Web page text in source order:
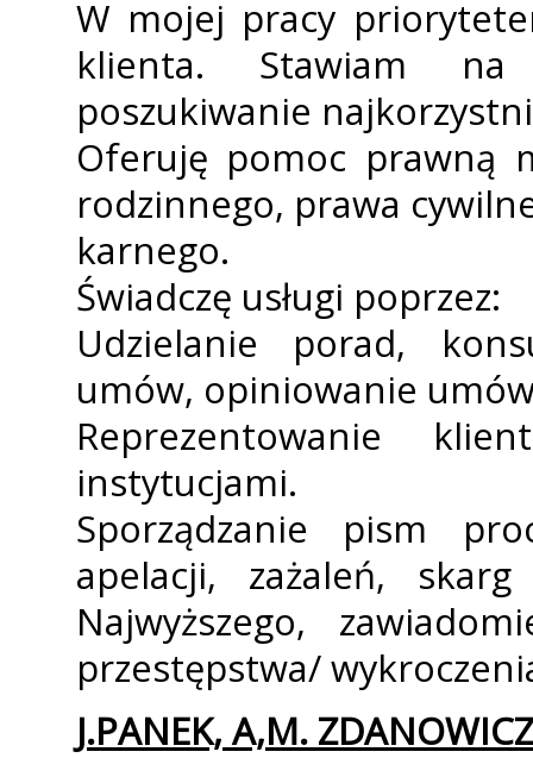
W mojej pracy
klienta. Stawiam na
poszukiwanie
Oferuję pomoc prawną
rodzinnego, prawa
karnego.
Świadczę usługi poprzez:
Udzielanie porad,
umów, opiniowanie
Reprezentowanie
instytucjami.
Sporządzanie pism
apelacji, zażaleń,
Najwyższego,
przestępstwa/
J.PANEK, A,M.